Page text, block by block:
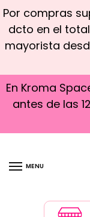
Por compras
dcto en el
mayorista
En Kroma
antes de las
MENU